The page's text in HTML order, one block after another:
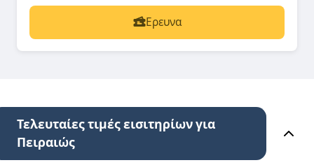
Ερευνα
Τελευταίες τιμές εισιτηρίων για
Πειραιώς